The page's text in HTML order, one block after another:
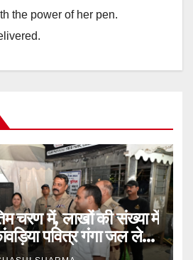
the power of her pen.
चरण में, लाखों की संख्या में
पवित्र गंगा जल लेने